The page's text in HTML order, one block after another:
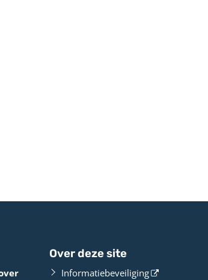
Over deze site
Informatiebeveiliging